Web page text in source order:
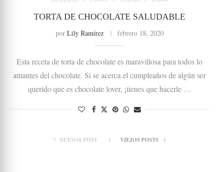
TORTA DE CHOCOLATE SALUDABLE
por Lily Ramírez febrero 18, 2020
Esta receta de torta de chocolate es maravillosa para todos lo
amantes del chocolate. Si se acerca el cumpleaños de algún ser
querido que es chocolate lover, ¡tienes que hacerle …
NUEVOS POST VIEJOS POSTS